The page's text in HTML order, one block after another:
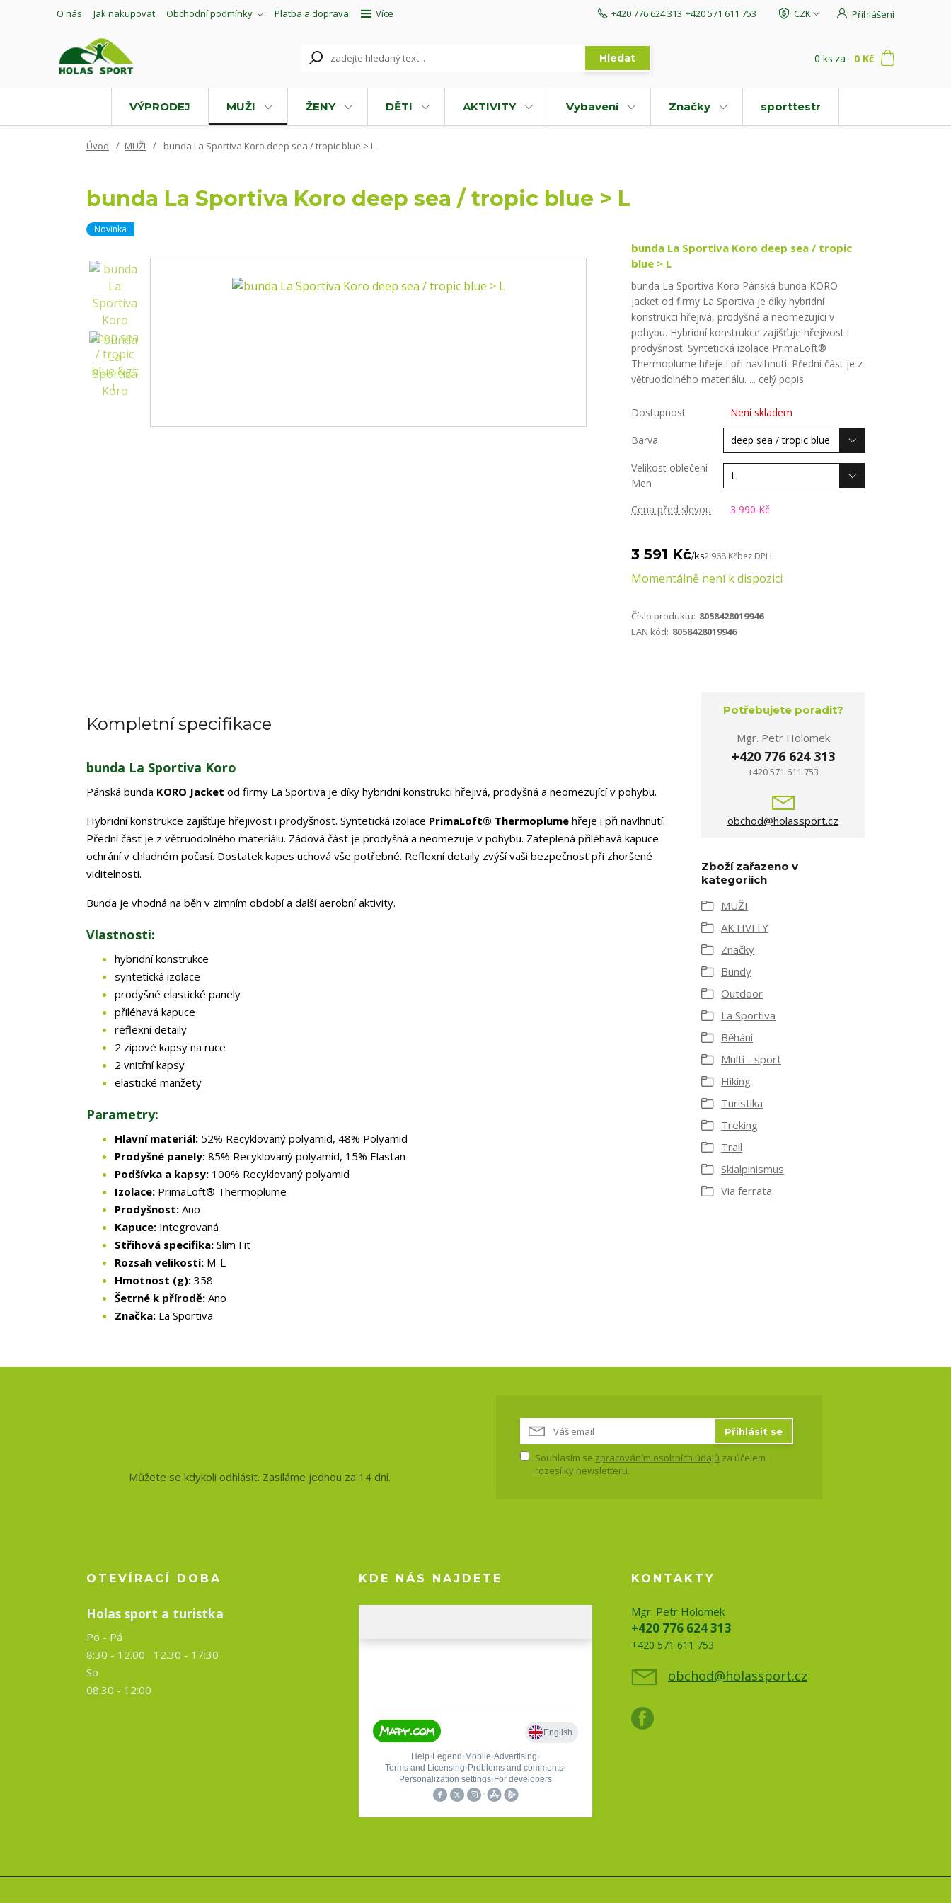
O nás Jak nakupovat Obchodní podmínky Platba a doprava Více CZK Přihlášení
Hledat
+420 776 624 313 +420 571 611 753
0 ks za 0 Kč
VÝPRODEJ MUŽI ŽENY DĚTI AKTIVITY Vybavení Značky sporttestr
Úvod MUŽI bunda La Sportiva Koro deep sea / tropic blue > L
bunda La Sportiva Koro deep sea / tropic blue > L
Novinka
bunda La Sportiva Koro deep sea / tropic
blue > L
bunda La Sportiva Koro Pánská bunda KORO
Jacket od firmy La Sportiva je díky hybridní
konstrukci hřejivá, prodyšná a neomezující v
pohybu. Hybridní konstrukce zajišťuje hřejivost i
prodyšnost. Syntetická izolace PrimaLoft®
Thermoplume hřeje i při navlhnutí. Přední část je z
větruodolného materiálu. ... celý popis
Dostupnost Není skladem
Barva
Velikost oblečení
Men
Cena před slevou
3 990 Kč
3 591 Kč/ks2 968 Kčbez DPH
Momentálně není k dispozici
Číslo produktu: 8058428019946
EAN kód: 8058428019946
Kompletní specifikace
bunda La Sportiva Koro
Pánská bunda KORO Jacket od firmy La Sportiva je díky hybridní konstrukci hřejivá, prodyšná a neomezující v pohybu.
Hybridní konstrukce zajišťuje hřejivost i prodyšnost. Syntetická izolace PrimaLoft® Thermoplume hřeje i při navlhnutí.
Přední část je z větruodolného materiálu. Zádová část je prodyšná a neomezuje v pohybu. Zateplená přiléhavá kapuce
ochrání v chladném počasí. Dostatek kapes uchová vše potřebné. Reflexní detaily zvýší vaši bezpečnost při zhoršené
viditelnosti.
Bunda je vhodná na běh v zimním období a další aerobní aktivity.
Vlastnosti:
hybridní konstrukce
syntetická izolace
prodyšné elastické panely
přiléhavá kapuce
reflexní detaily
2 zipové kapsy na ruce
2 vnitřní kapsy
elastické manžety
Parametry:
Hlavní materiál: 52% Recyklovaný polyamid, 48% Polyamid
Prodyšné panely: 85% Recyklovaný polyamid, 15% Elastan
Podšívka a kapsy: 100% Recyklovaný polyamid
Izolace: PrimaLoft® Thermoplume
Prodyšnost: Ano
Kapuce: Integrovaná
Střihová specifika: Slim Fit
Rozsah velikostí: M-L
Hmotnost (g): 358
Šetrné k přírodě: Ano
Značka: La Sportiva
Potřebujete poradit?
Mgr. Petr Holomek
+420 776 624 313
+420 571 611 753
obchod@holassport.cz
Zboží zařazeno v
kategoriích
MUŽI
AKTIVITY
Značky
Bundy
Outdoor
La Sportiva
Běhání
Multi - sport
Hiking
Turistika
Treking
Trail
Skialpinismus
Via ferrata
Můžete se kdykoli odhlásit. Zasíláme jednou za 14 dní.
Přihlásit se
Souhlasím se zpracováním osobních údajů za účelem
rozesílky newsletteru.
OTEVÍRACÍ DOBA
Holas sport a turistka
Po - Pá
8:30 - 12.00 12.30 - 17:30
So
08:30 - 12:00
KDE NÁS NAJDETE KONTAKTY
Mgr. Petr Holomek
+420 776 624 313
+420 571 611 753
obchod@holassport.cz